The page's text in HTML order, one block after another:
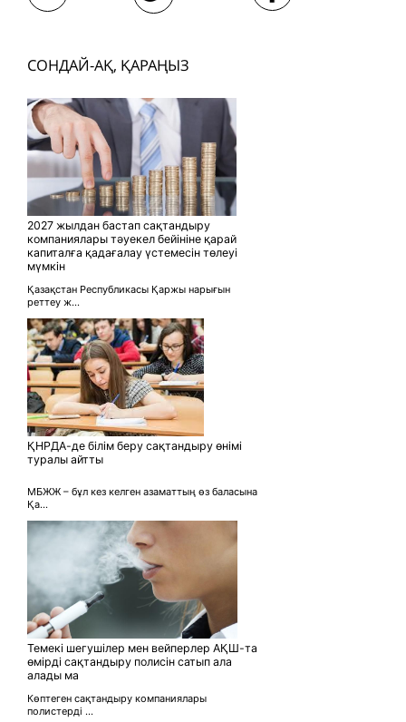
СОНДАЙ-АҚ, ҚАРАҢЫЗ
2027 жылдан бастап сақтандыру
компаниялары тәуекел бейініне қарай
капиталға қадағалау үстемесін төлеуі
мүмкін
Қазақстан Республикасы Қаржы нарығын
реттеу ж...
ҚНРДА-де білім беру сақтандыру өнімі
туралы айтты
МБЖЖ – бұл кез келген азаматтың өз баласына
Қа...
Темекі шегушілер мен вейперлер АҚШ-та
өмірді сақтандыру полисін сатып ала
алады ма
Көптеген сақтандыру компаниялары
полистерді ...